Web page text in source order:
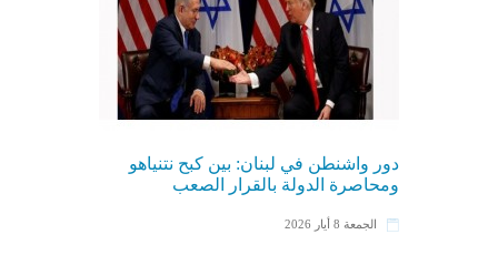
دور واشنطن في لبنان: بين كبح نتنياهو
ومحاصرة الدولة بالقرار الصعب
الجمعة 8 أيار 2026